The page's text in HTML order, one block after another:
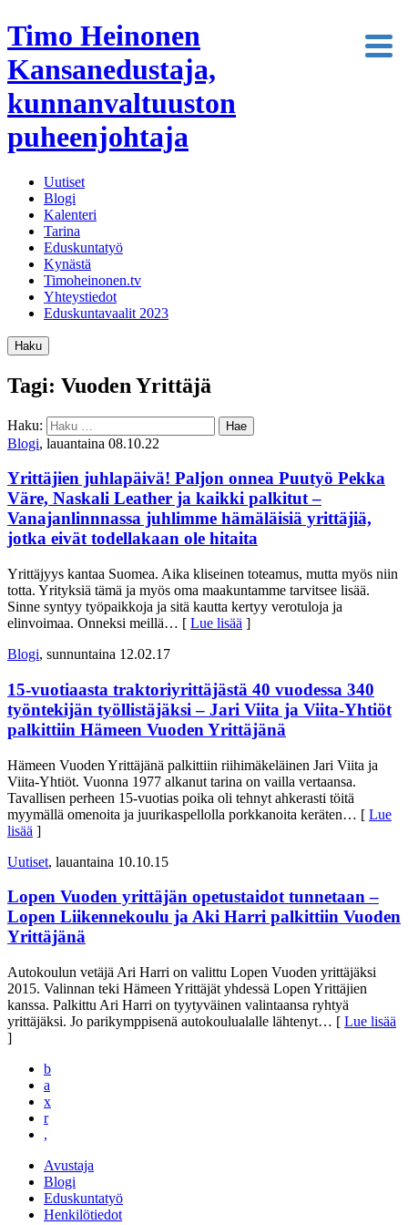
Timo Heinonen
Kansanedustaja,
kunnanvaltuuston
puheenjohtaja
Uutiset
Blogi
Kalenteri
Tarina
Eduskuntatyö
Kynästä
Timoheinonen.tv
Yhteystiedot
Eduskuntavaalit 2023
Haku
Tagi: Vuoden Yrittäjä
Haku:
Blogi, lauantaina 08.10.22
Yrittäjien juhlapäivä! Paljon onnea Puutyö Pekka
Väre, Naskali Leather ja kaikki palkitut –
Vanajanlinnnassa juhlimme hämäläisiä yrittäjiä,
jotka eivät todellakaan ole hitaita
Yrittäjyys kantaa Suomea. Aika kliseinen toteamus, mutta myös niin
totta. Yrityksiä tämä ja myös oma maakuntamme tarvitsee lisää.
Sinne syntyy työpaikkoja ja sitä kautta kertyy verotuloja ja
elinvoimaa. Onneksi meillä… [ Lue lisää ]
Blogi, sunnuntaina 12.02.17
15-vuotiaasta traktoriyrittäjästä 40 vuodessa 340
työntekijän työllistäjäksi – Jari Viita ja Viita-Yhtiöt
palkittiin Hämeen Vuoden Yrittäjänä
Hämeen Vuoden Yrittäjänä palkittiin riihimäkeläinen Jari Viita ja
Viita-Yhtiöt. Vuonna 1977 alkanut tarina on vailla vertaansa.
Tavallisen perheen 15-vuotias poika oli tehnyt ahkerasti töitä
myymällä omenoita ja juurikaspellolla porkkanoita keräten… [ Lue
lisää ]
Uutiset, lauantaina 10.10.15
Lopen Vuoden yrittäjän opetustaidot tunnetaan –
Lopen Liikennekoulu ja Aki Harri palkittiin Vuoden
Yrittäjänä
Autokoulun vetäjä Ari Harri on valittu Lopen Vuoden yrittäjäksi
2015. Valinnan teki Hämeen Yrittäjät yhdessä Lopen Yrittäjien
kanssa. Palkittu Ari Harri on tyytyväinen valintaansa ryhtyä
yrittäjäksi. Jo parikymppisenä autokoulualalle lähtenyt… [ Lue lisää
]
b
a
x
r
,
Avustaja
Blogi
Eduskuntatyö
Henkilötiedot